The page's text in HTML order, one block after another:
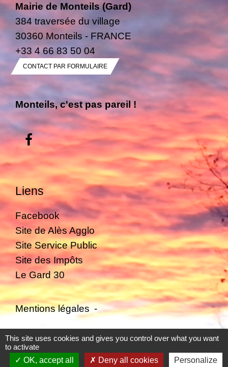
Mairie de Monteils (Gard)
384 traversée du village
30360 Monteils - FRANCE
+33 4 66 83 50 04
CONTACT PAR FORMULAIRE
Monteils, c'est pas pareil !
Liens
Facebook
Site de Alès Agglo
Site Service Public
Site des Impôts
Le Gard 30
Mentions légales -
Politique de confidentialité - Accessibilité -
Plan du site - Gestion des cookies
This site uses cookies and gives you control over what you want
to activate
OK, accept all
Deny all cookies Personalize